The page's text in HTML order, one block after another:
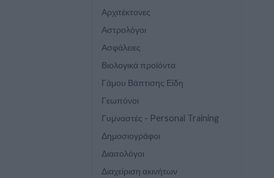
Αρχιτέκτονες
Αστρολόγοι
Ασφάλειες
Βιολογικά προϊόντα
Γάμου Βάπτισης Είδη
Γεωπόνοι
Γυμναστές - Personal Training
Δημοσιογράφοι
Διαιτολόγοι
Διαχείριση ακινήτων